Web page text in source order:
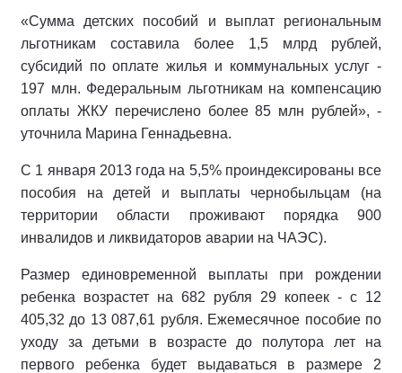
«Сумма детских пособий и выплат региональным
льготникам составила более 1,5 млрд рублей,
субсидий по оплате жилья и коммунальных услуг -
197 млн. Федеральным льготникам на компенсацию
оплаты ЖКУ перечислено более 85 млн рублей», -
уточнила Марина Геннадьевна.
С 1 января 2013 года на 5,5% проиндексированы все
пособия на детей и выплаты чернобыльцам (на
территории области проживают порядка 900
инвалидов и ликвидаторов аварии на ЧАЭС).
Размер единовременной выплаты при рождении
ребенка возрастет на 682 рубля 29 копеек - с 12
405,32 до 13 087,61 рубля. Ежемесячное пособие по
уходу за детьми в возрасте до полутора лет на
первого ребенка будет выдаваться в размере 2